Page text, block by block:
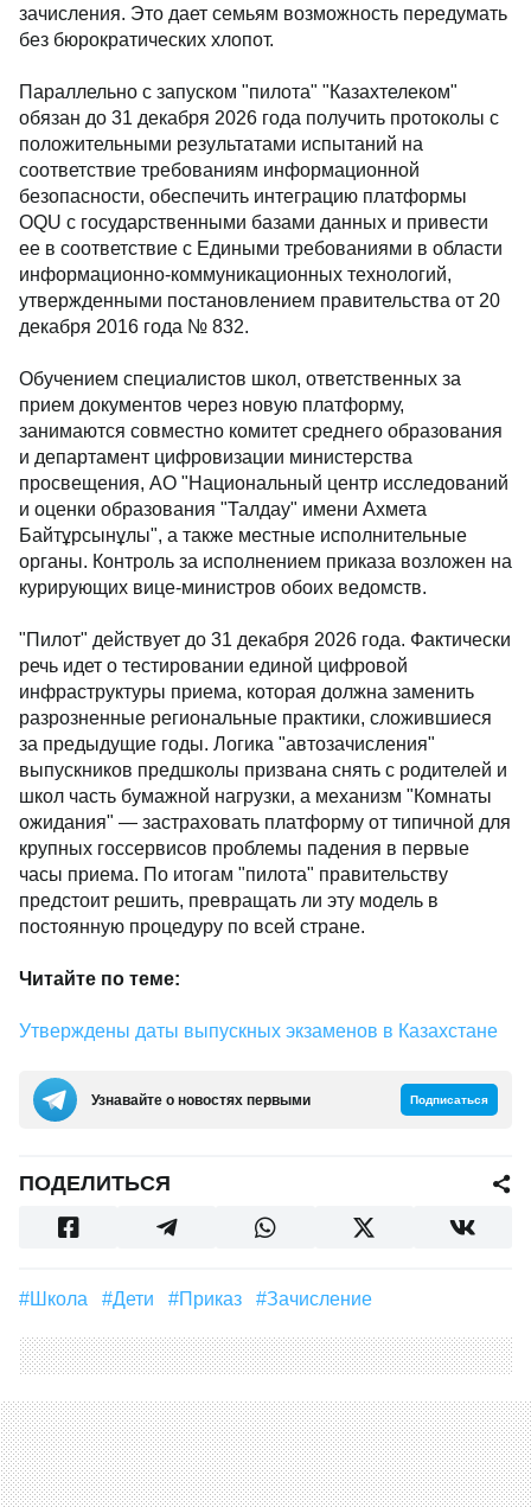
зачисления. Это дает семьям возможность передумать
без бюрократических хлопот.
Параллельно с запуском "пилота" "Казахтелеком"
обязан до 31 декабря 2026 года получить протоколы с
положительными результатами испытаний на
соответствие требованиям информационной
безопасности, обеспечить интеграцию платформы
OQU с государственными базами данных и привести
ее в соответствие с Едиными требованиями в области
информационно-коммуникационных технологий,
утвержденными постановлением правительства от 20
декабря 2016 года № 832.
Обучением специалистов школ, ответственных за
прием документов через новую платформу,
занимаются совместно комитет среднего образования
и департамент цифровизации министерства
просвещения, АО "Национальный центр исследований
и оценки образования "Талдау" имени Ахмета
Байтұрсынұлы", а также местные исполнительные
органы. Контроль за исполнением приказа возложен на
курирующих вице-министров обоих ведомств.
"Пилот" действует до 31 декабря 2026 года. Фактически
речь идет о тестировании единой цифровой
инфраструктуры приема, которая должна заменить
разрозненные региональные практики, сложившиеся
за предыдущие годы. Логика "автозачисления"
выпускников предшколы призвана снять с родителей и
школ часть бумажной нагрузки, а механизм "Комнаты
ожидания" — застраховать платформу от типичной для
крупных госсервисов проблемы падения в первые
часы приема. По итогам "пилота" правительству
предстоит решить, превращать ли эту модель в
постоянную процедуру по всей стране.
Читайте по теме:
Утверждены даты выпускных экзаменов в Казахстане
Узнавайте о новостях первыми Подписаться
ПОДЕЛИТЬСЯ
#школа #дети #Приказ #Зачисление